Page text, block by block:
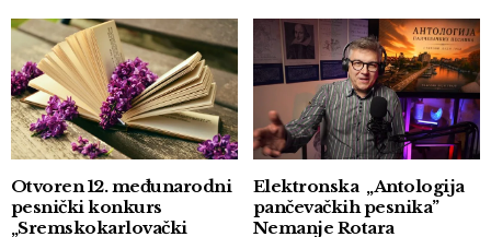
Otvoren 12. međunarodni
pesnički konkurs
„Sremskokarlovački
Elektronska „Antologija
pančevačkih pesnika”
Nemanje Rotara